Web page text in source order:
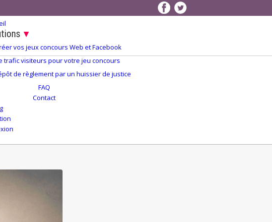
▼
vos jeux concours Web et Facebook
trafic visiteurs pour votre jeu concours
de règlement par un huissier de justice
FAQ
Contact